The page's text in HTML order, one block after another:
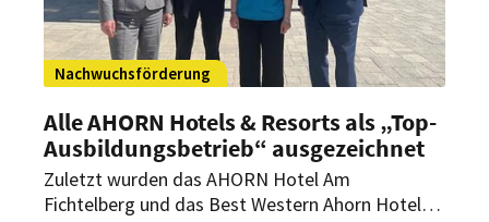
Nachwuchsförderung
Alle AHORN Hotels & Resorts als „Top-
Ausbildungsbetrieb“ ausgezeichnet
Zuletzt wurden das AHORN Hotel Am
Fichtelberg und das Best Western Ahorn Hotel